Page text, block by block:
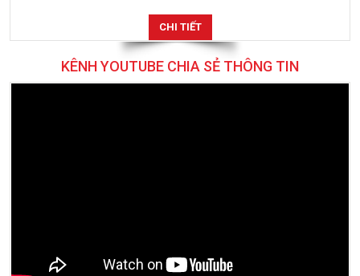
CHI TIẾT
KÊNH YOUTUBE CHIA SẺ THÔNG TIN